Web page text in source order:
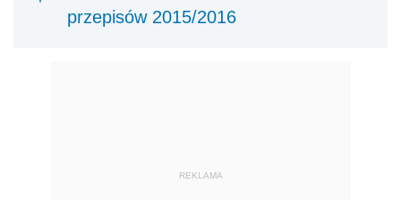
przepisów 2015/2016
REKLAMA